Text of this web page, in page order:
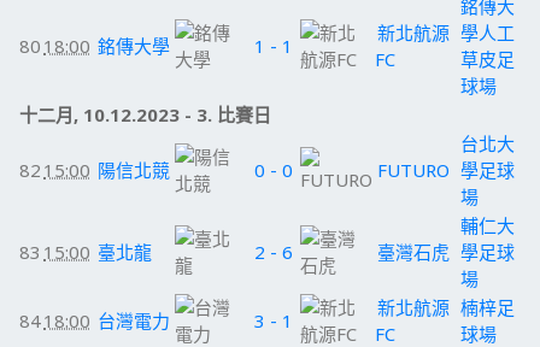
80 18:00 銘傳大學 1 - 1
新北航源
FC
銘傳大
學人工
草皮足
球場
十二月, 10.12.2023 - 3. 比賽日
82 15:00 陽信北競 0 - 0 FUTURO
台北大
學足球
場
83 15:00 臺北龍 2 - 6 臺灣石虎
輔仁大
學足球
場
8418:00 台灣電力 3 - 1
新北航源
FC
楠梓足
球場